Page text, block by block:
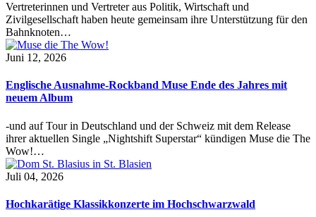
Vertreterinnen und Vertreter aus Politik, Wirtschaft und
Zivilgesellschaft haben heute gemeinsam ihre Unterstützung für den
Bahnknoten…
Juni 12, 2026
Englische Ausnahme-Rockband Muse Ende des Jahres mit
neuem Album
-und auf Tour in Deutschland und der Schweiz mit dem Release
ihrer aktuellen Single „Nightshift Superstar“ kündigen Muse die The
Wow!…
Juli 04, 2026
Hochkarätige Klassikkonzerte im Hochschwarzwald